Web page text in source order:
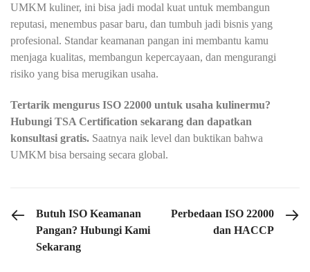
UMKM kuliner, ini bisa jadi modal kuat untuk membangun
reputasi, menembus pasar baru, dan tumbuh jadi bisnis yang
profesional. Standar keamanan pangan ini membantu kamu
menjaga kualitas, membangun kepercayaan, dan mengurangi
risiko yang bisa merugikan usaha.
Tertarik mengurus ISO 22000 untuk usaha kulinermu?
Hubungi TSA Certification sekarang dan dapatkan
konsultasi gratis. Saatnya naik level dan buktikan bahwa
UMKM bisa bersaing secara global.
PREVIOUS POST
Butuh ISO Keamanan
Pangan? Hubungi Kami
Sekarang
NEXT POST
Perbedaan ISO 22000
dan HACCP